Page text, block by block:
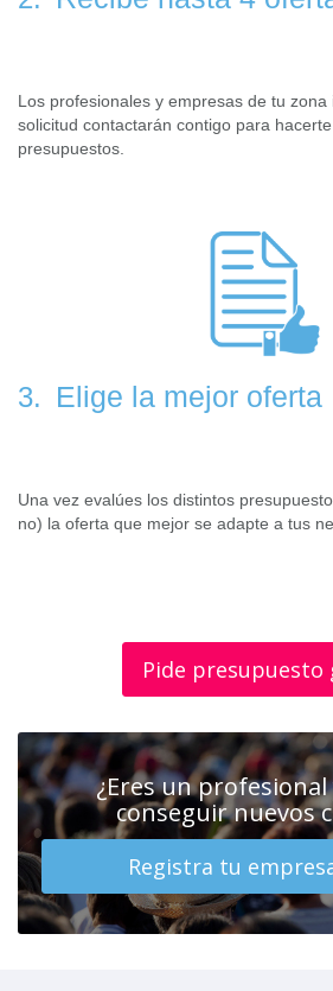
Los profesionales y empresas de tu zona
solicitud contactarán contigo para
presupuestos.
3. Elige la mejor oferta
Una vez evalúes los distintos
no) la oferta que mejor se adapte a tus
Pide presupuesto
¿Eres un
conseguir nuevos
Registra tu